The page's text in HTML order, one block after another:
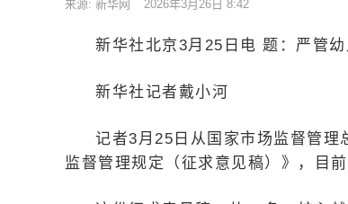
来源: 新华网 2026年3月26日 8:42
新华社北京3月25日电 题：严管
新华社记者戴小河
记者3月25日从国家市场监督管理
监督管理规定（征求意见稿）》，目